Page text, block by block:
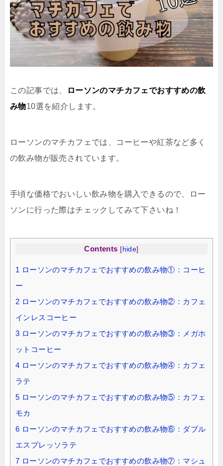
この記事では、
ローソンのマチカフェでおすすめの飲
み物10選を紹介します。
ローソンのマチカフェでは、コーヒーや紅茶など多く
の飲み物が販売されています。
手頃な価格でおいしい飲み物を購入できるので、ロー
ソンに行った際はチェックしてみて下さいね！
Contents [ hide]
1 ローソンのマチカフェでおすすめの飲み物①：コーヒ
ー
2 ローソンのマチカフェでおすすめの飲み物②：カフェ
インレスコーヒー
3 ローソンのマチカフェでおすすめの飲み物③：メガホ
ットコーヒー
4 ローソンのマチカフェでおすすめの飲み物④：カフェ
ラテ
5 ローソンのマチカフェでおすすめの飲み物⑤：カフェ
モカ
6 ローソンのマチカフェでおすすめの飲み物⑥：ダブル
エスプレッソラテ
7 ローソンのマチカフェでおすすめの飲み物⑦：マシュ